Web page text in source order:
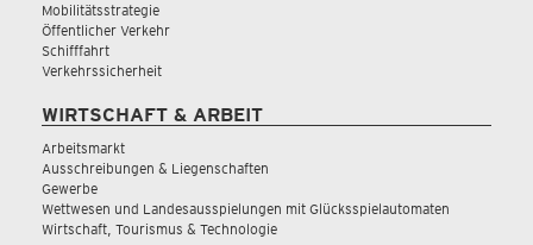
Mobilitätsstrategie
Öffentlicher Verkehr
Schifffahrt
Verkehrssicherheit
WIRTSCHAFT & ARBEIT
Arbeitsmarkt
Ausschreibungen & Liegenschaften
Gewerbe
Wettwesen und Landesausspielungen mit Glücksspielautomaten
Wirtschaft, Tourismus & Technologie